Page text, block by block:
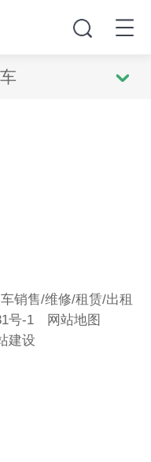
销售/维修/租赁/出租
号-1
网站地图
建设